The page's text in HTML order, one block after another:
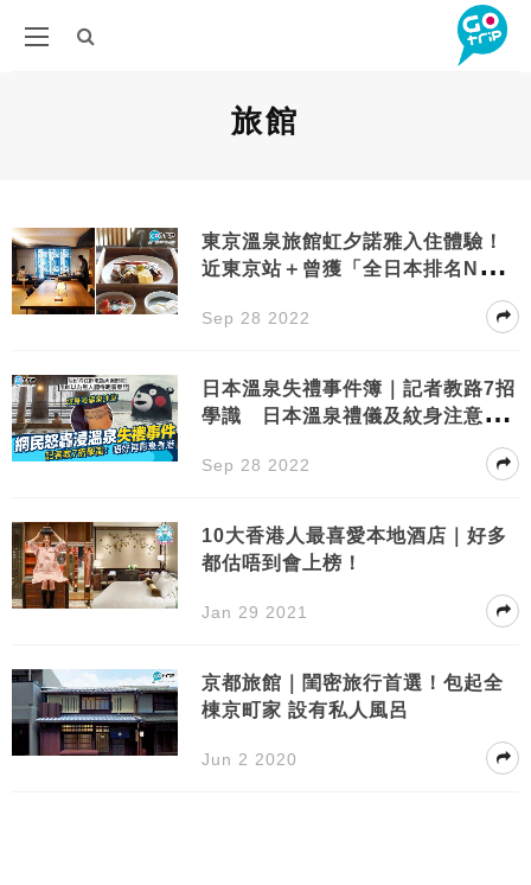
旅館
東京溫泉旅館虹夕諾雅入住體驗！
近東京站＋曾獲「全日本排名No.
Sep 28 2022
日本溫泉失禮事件簿｜記者教路7招
學識 日本溫泉禮儀及紋身注意事
Sep 28 2022
10大香港人最喜愛本地酒店｜好多
都估唔到會上榜！
Jan 29 2021
京都旅館｜閨密旅行首選！包起全
棟京町家 設有私人風呂
Jun 2 2020